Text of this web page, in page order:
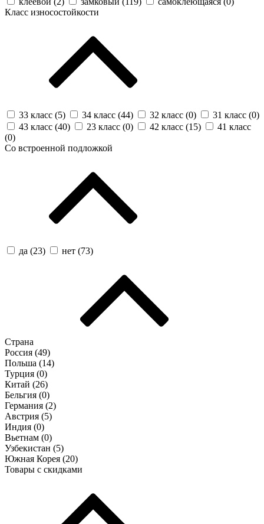
Класс износостойкости
33 класс (5) 34 класс (44) 32 класс (0) 31 класс (0)
43 класс (40) 23 класс (0) 42 класс (15)
41 класс
(0)
Со встроенной подложкой
да (23) нет (73)
Страна
Россия (49)
Польша (14)
Турция (0)
Китай (26)
Бельгия (0)
Германия (2)
Австрия (5)
Индия (0)
Вьетнам (0)
Узбекистан (5)
Южная Корея (20)
Товары с скидками